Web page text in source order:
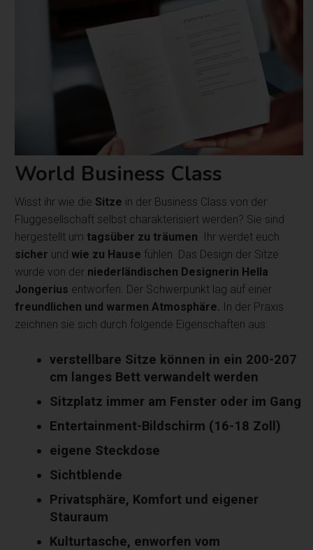
World Business Class
Wisst ihr wie die Sitze in der Business Class von der
Fluggesellschaft selbst charakterisiert werden? Sie sind
hergestellt um tagsüber zu träumen. Ihr werdet euch
sicher und wie zu Hause fühlen. Das Design der Sitze
wurde von der niederländischen Designerin Hella
Jongerius entworfen. Der Schwerpunkt lag auf einer
freundlichen und warmen Atmosphäre. In der Praxis
zeichnen sie sich durch folgende Eigenschaften aus:
verstellbare Sitze können in ein 200-207
cm langes Bett verwandelt werden
Sitzplatz immer am Fenster oder im Gang
Entertainment-Bildschirm (16-18 Zoll)
eigene Steckdose
Sichtblende
Privatsphäre, Komfort und eigener
Stauraum
Kulturtasche, enworfen vom